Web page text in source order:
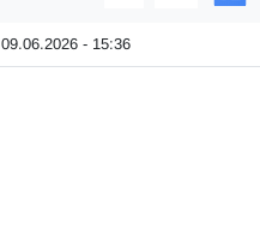
09.06.2026 - 15:36